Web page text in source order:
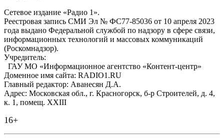
Сетевое издание «Радио 1».
Реестровая запись СМИ Эл № ФС77-85036 от 10 апреля 2023
года выдано Федеральной службой по надзору в сфере связи,
информационных технологий и массовых коммуникаций
(Роскомнадзор).
Учредитель:
ГАУ МО «Информационное агентство «Контент-центр»
Доменное имя сайта: RADIO1.RU
Главный редактор: Аванесян Д.А.
Адрес: Московская обл., г. Красногорск, б-р Строителей, д. 4,
к. 1, помещ. XXIII
16+